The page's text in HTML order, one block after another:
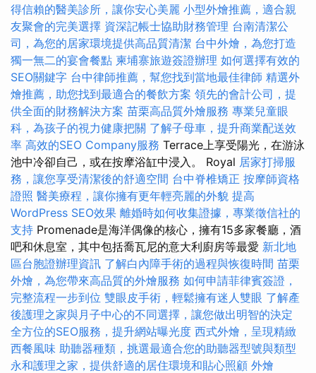
得信賴的醫美診所，讓你安心美麗 小型外燴推薦，適合親
友聚會的完美選擇 資深記帳士協助財務管理 台南清潔公
司，為您的居家環境提供高品質清潔 台中外燴，為您打造
獨一無二的宴會餐點 柬埔寨旅遊簽證辦理 如何選擇有效的
SEO關鍵字 台中律師推薦，幫您找到當地最佳律師 精選外
燴推薦，助您找到最適合的餐飲方案 領先的會計公司，提
供全面的財務解決方案 苗栗高品質外燴服務 專業兒童眼
科，為孩子的視力健康把關 了解子母車，提升商業配送效
率 高效的SEO Company服務 Terrace上享受陽光，在游泳
池中冷卻自己，或在按摩浴缸中浸入。 Royal 居家打掃服
務，讓您享受清潔後的舒適空間 台中脊椎矯正 按摩師資格
證照 醫美療程，讓你擁有更年輕亮麗的外貌 提高
WordPress SEO效果 離婚時如何收集證據，專業徵信社的
支持 Promenade是海洋偶像的核心，擁有15多家餐廳，酒
吧和休息室，其中包括喬瓦尼的意大利廚房等最愛 新北地
區台胞證辦理資訊 了解白內障手術的過程與恢復時間 苗栗
外燴，為您帶來高品質的外燴服務 如何申請菲律賓簽證，
完整流程一步到位 雙眼皮手術，輕鬆擁有迷人雙眼 了解產
後護理之家與月子中心的不同選擇，讓您做出明智的決定
全方位的SEO服務，提升網站曝光度 西式外燴，呈現精緻
西餐風味 助聽器種類，挑選最適合您的助聽器型號與類型
永和護理之家，提供舒適的居住環境和貼心照顧 外燴